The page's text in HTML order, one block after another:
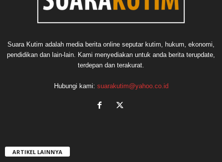
Suara Kutim adalah media berita online seputar kutim, hukum, ekonomi,
pendidikan dan lain-lain. Kami menyediakan untuk anda berita terupdate,
terdepan dan terakurat.
Hubungi kami: suarakutim@yahoo.co.id
ARTIKEL LAINNYA